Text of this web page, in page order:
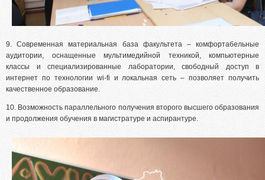
9. Современная материальная база факультета – комфортабельные
аудитории, оснащенные мультимедийной техникой, компьютерные
классы и специализированные лаборатории, свободный доступ в
интернет по технологии wi-fi и локальная сеть – позволяет получить
качественное образование.
10. Возможность параллельного получения второго высшего образования
и продолжения обучения в магистратуре и аспирантуре.